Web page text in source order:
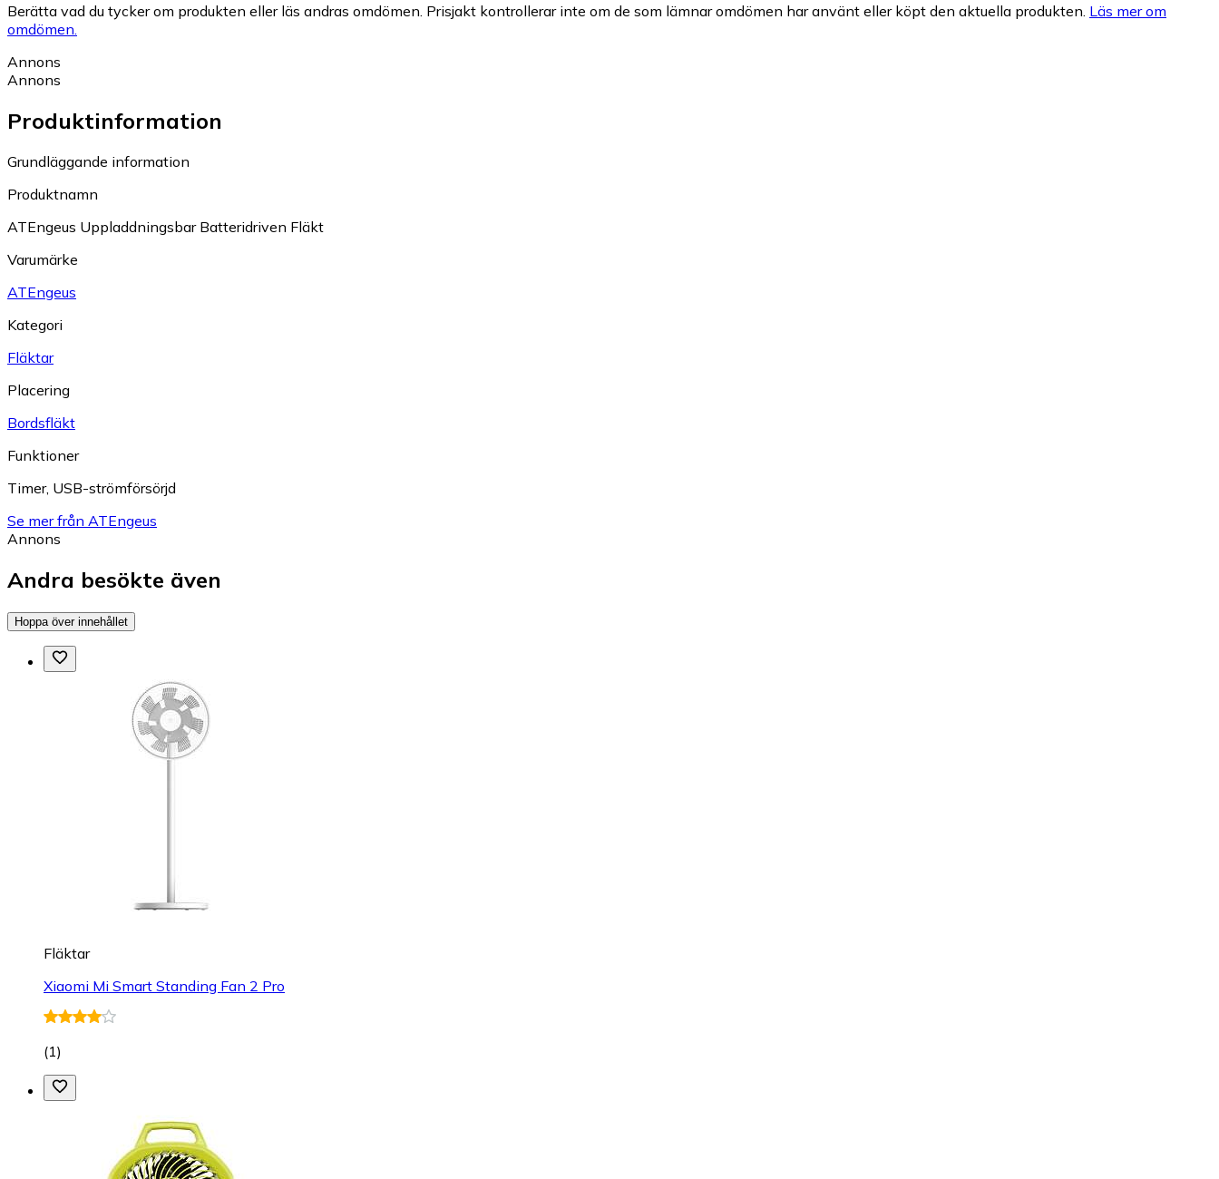
Berätta vad du tycker om produkten eller läs andras omdömen. Prisjakt kontrollerar inte om de som lämnar omdömen har använt eller köpt den aktuella produkten. Läs mer om
omdömen.
Annons
Annons
Produktinformation
Grundläggande information
Produktnamn
ATEngeus Uppladdningsbar Batteridriven Fläkt
Varumärke
ATEngeus
Kategori
Fläktar
Placering
Bordsfläkt
Funktioner
Timer, USB-strömförsörjd
Se mer från ATEngeus
Annons
Andra besökte även
Hoppa över innehållet
Fläktar
Xiaomi Mi Smart Standing Fan 2 Pro
(1)